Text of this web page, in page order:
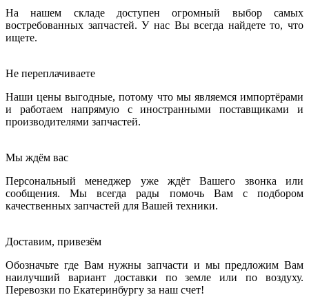
На нашем складе доступен огромный выбор самых
востребованных запчастей. У нас Вы всегда найдете то, что
ищете.
Не переплачиваете
Наши цены выгодные, потому что мы являемся импортёрами
и работаем напрямую с иностранными поставщиками и
производителями запчастей.
Мы ждём вас
Персональный менеджер уже ждёт Вашего звонка или
сообщения. Мы всегда рады помочь Вам с подбором
качественных запчастей для Вашей техники.
Доставим, привезём
Обозначьте где Вам нужны запчасти и мы предложим Вам
наилучший вариант доставки по земле или по воздуху.
Перевозки по Екатеринбургу за наш счет!